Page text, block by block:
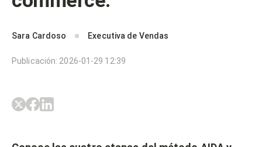
Sara Cardoso Executiva de Vendas
Publicación: 2026-01-29 12:39